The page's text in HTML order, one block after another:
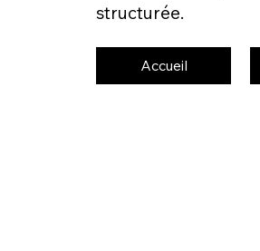
structurée.
Accueil